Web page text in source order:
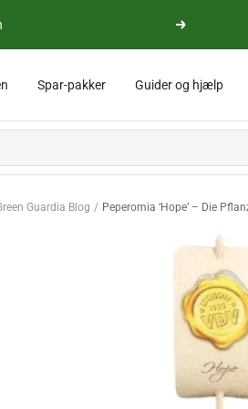
yderligere
Spar-pakker Guider og hjælp
Guardia Blog Peperomia ‘Hope’ – Die